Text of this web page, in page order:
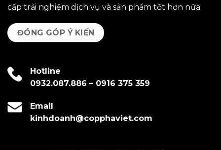
cấp trải nghiệm dịch vụ và sản phẩm tốt hơn nữa.
ĐÓNG GÓP Ý KIẾN
Hotline
0932.087.886 – 0916 375 359
Email
kinhdoanh@copphaviet.com